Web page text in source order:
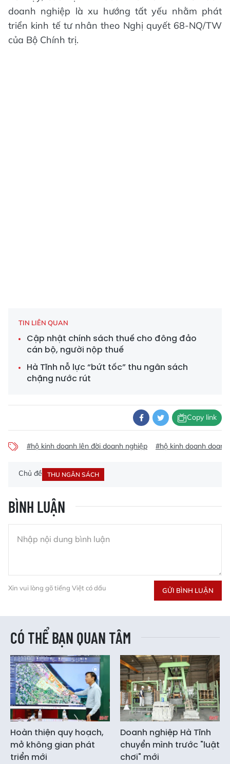
doanh nghiệp là xu hướng tất yếu nhằm phát
triển kinh tế tư nhân theo Nghị quyết 68-NQ/TW
của Bộ Chính trị.
TIN LIÊN QUAN
Cập nhật chính sách thuế cho đông đảo
cán bộ, người nộp thuế
Hà Tĩnh nỗ lực “bứt tốc” thu ngân sách
chặng nước rút
Copy link
#hộ kinh doanh lên đời doanh nghiệp #hộ kinh doanh
Chủ đề THU NGÂN SÁCH
BÌNH LUẬN
Xin vui lòng gõ tiếng Việt có dấu GỬI BÌNH LUẬN
CÓ THỂ BẠN QUAN TÂM
Hoàn thiện quy hoạch,
mở không gian phát
triển mới
Doanh nghiệp Hà Tĩnh
chuyển mình trước "luật
chơi" mới